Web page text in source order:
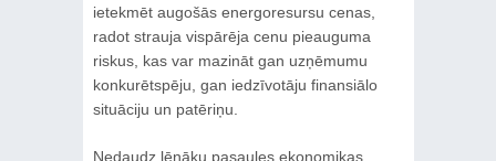
ietekmēt augošās energoresursu cenas,
radot strauja vispārēja cenu pieauguma
riskus, kas var mazināt gan uzņēmumu
konkurētspēju, gan iedzīvotāju finansiālo
situāciju un patēriņu.
Nedaudz lēnāku pasaules ekonomikas